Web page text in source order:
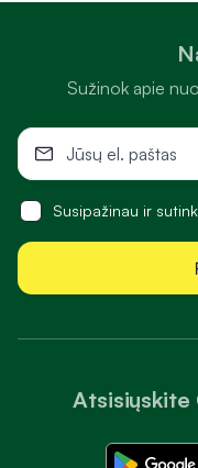
Atsisiųskite
Sužinok apie
Susipažinau ir